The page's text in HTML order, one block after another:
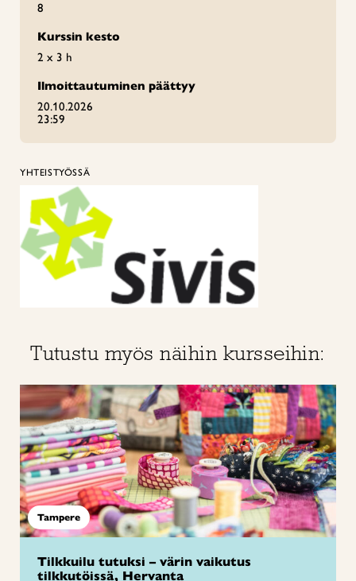
8
Kurssin kesto
2 x 3 h
Ilmoittautuminen päättyy
20.10.2026
23:59
YHTEISTYÖSSÄ
Tutustu myös näihin kursseihin:
Tampere
Tilkkuilu tutuksi – värin vaikutus
tilkkutöissä, Hervanta